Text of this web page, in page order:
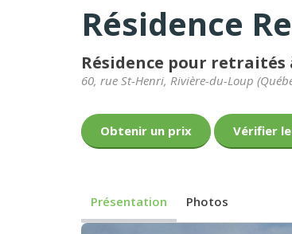
Résidence
Résidence pour retraités
60, rue St-Henri, Rivière-du-Loup (
Obtenir un prix Vérifier
Présentation Photos